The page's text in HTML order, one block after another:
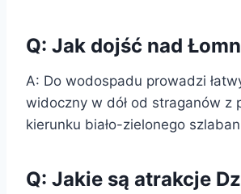
Q: Jak dojść nad
A: Do wodospadu prowadzi
widoczny w dół od straganów z
kierunku biało-zielonego
Q: Jakie są atrakcje